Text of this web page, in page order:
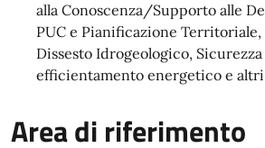
alla Conoscenza/Supporto alle
PUC e Pianificazione
Dissesto Idrogeologico,
efficientamento energetico e
Area di riferimento